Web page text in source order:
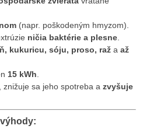
(napr. poškodeným hmyzom).
ničia baktérie a plesne
kukuricu, sóju, proso, raž a až
15 kWh
, znižuje sa jeho spotreba a zvyšuje